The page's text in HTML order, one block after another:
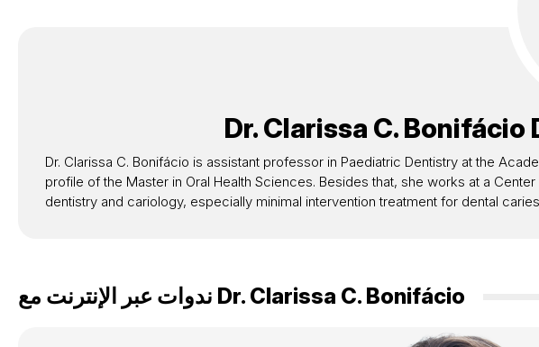
Dr.Clarissa C. Bonifácio
Dr. Clarissa C. Bonifácio is assistant professor in Paediatric Dentistry at the
profile of the Master in Oral Health Sciences. Besides that, she works at a
dentistry and cariology, especially minimal intervention treatment for dental
Dr. Clarissa C. Bonifácio